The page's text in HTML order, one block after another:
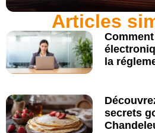
Articles
la
secrets